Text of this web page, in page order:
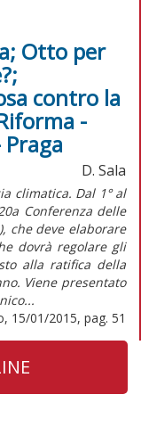
Otto per
contro la
-
D. Sala
climatica. Dal 1° al
Conferenza delle
che deve elaborare
dovrà regolare gli
alla ratifica della
Viene presentato
15/01/2015, pag. 51